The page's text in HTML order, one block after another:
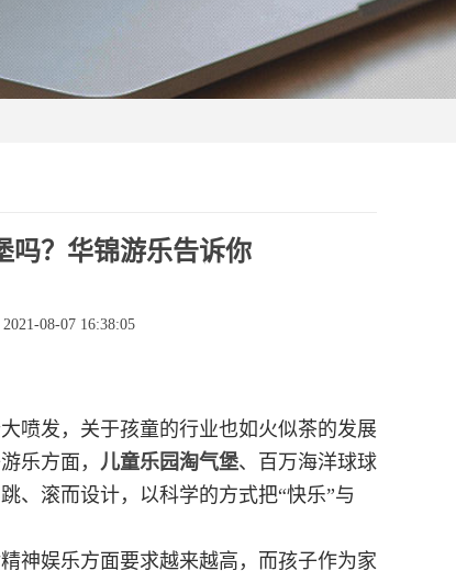
吗？华锦游乐告诉你
08-07 16:38:05
喷发，关于孩童的行业也如火似茶的发展
乐方面， 儿童乐园淘气堡、百万海洋球球
、滚而设计，以科学的方式把“快乐”与
神娱乐方面要求越来越高，而孩子作为家